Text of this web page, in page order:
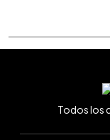
Todos los